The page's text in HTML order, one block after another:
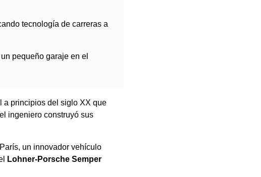
tecnología de carreras a
pequeño garaje en el
a principios del siglo XX que
ingeniero construyó sus
un innovador vehículo
Lohner-Porsche Semper